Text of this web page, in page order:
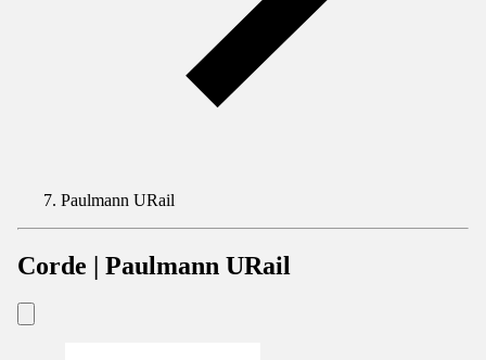
Paulmann URail
Corde | Paulmann URail